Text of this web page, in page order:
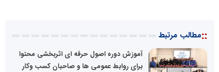
::مطالب مرتبط
آموزش دوره اصول حرفه ای اثربخشی محتوا
برای روابط عمومی ها و صاحبان کسب وکار